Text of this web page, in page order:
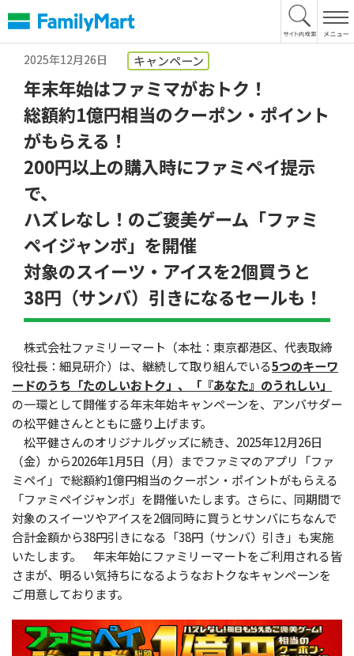
文
へ
2025年12月26日
キャンペーン
年末年始はファミマがおトク！
総額約1億円相当のクーポン・ポイント
がもらえる！
200円以上の購入時にファミペイ提示
で、
ハズレなし！のご褒美ゲーム「ファミ
ペイジャンボ」を開催
対象のスイーツ・アイスを2個買うと
38円（サンバ）引きになるセールも！
株式会社ファミリーマート（本社：東京都港区、代表取締
役社長：細見研介）は、継続して取り組んでいる5つのキーワ
ードのうち「たのしいおトク」、「『あなた』のうれしい」
の一環として開催する年末年始キャンペーンを、アンバサダー
の松平健さんとともに盛り上げます。
松平健さんのオリジナルグッズに続き、2025年12月26日
（金）から2026年1月5日（月）までファミマのアプリ「ファ
ミペイ」で総額約1億円相当のクーポン・ポイントがもらえる
「ファミペイジャンボ」を開催いたします。さらに、同期間で
対象のスイーツやアイスを2個同時に買うとサンバにちなんで
合計金額から38円引きになる「38円（サンバ）引き」も実施
いたします。 年末年始にファミリーマートをご利用される皆
さまが、明るい気持ちになるようなおトクなキャンペーンを
ご用意しております。